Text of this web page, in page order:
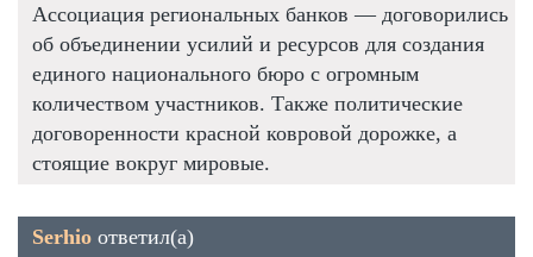
Ассоциация региональных банков — договорились
об объединении усилий и ресурсов для создания
единого национального бюро с огромным
количеством участников. Также политические
договоренности красной ковровой дорожке, а
стоящие вокруг мировые.
Serhio ответил(а)